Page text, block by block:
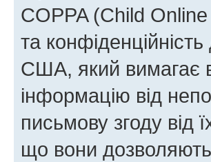
COPPA (Child
та
США, який вимагає
інформацію від
письмову згоду від
що вони дозволяють